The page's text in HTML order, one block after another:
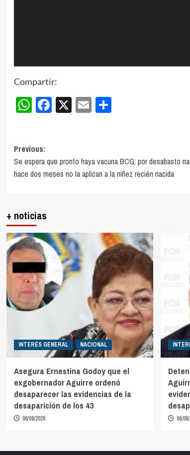
Compartir:
WhatsApp
Facebook
X EmailCompartir
Post
navigation
Previous:
Se espera que pronto haya vacuna BCG; por desabasto
hace dos meses no la aplican a la niñez recién nacida
+ noticias
INTERÉS GENERAL NACIONAL
Asegura Ernestina Godoy que el
exgobernador Aguirre ordenó
desaparecer las evidencias de la
desaparición de los 43
06/08/2026 06/